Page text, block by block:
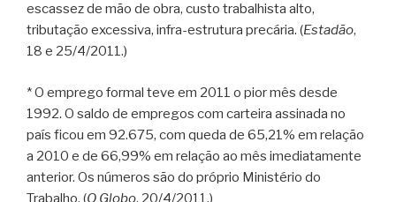
escassez de mão de obra, custo trabalhista alto,
tributação excessiva, infra-estrutura precária. (Estadão,
18 e 25/4/2011.)
* O emprego formal teve em 2011 o pior mês desde
1992. O saldo de empregos com carteira assinada no
país ficou em 92.675, com queda de 65,21% em relação
a 2010 e de 66,99% em relação ao mês imediatamente
anterior. Os números são do próprio Ministério do
Trabalho. (O Globo, 20/4/2011.)